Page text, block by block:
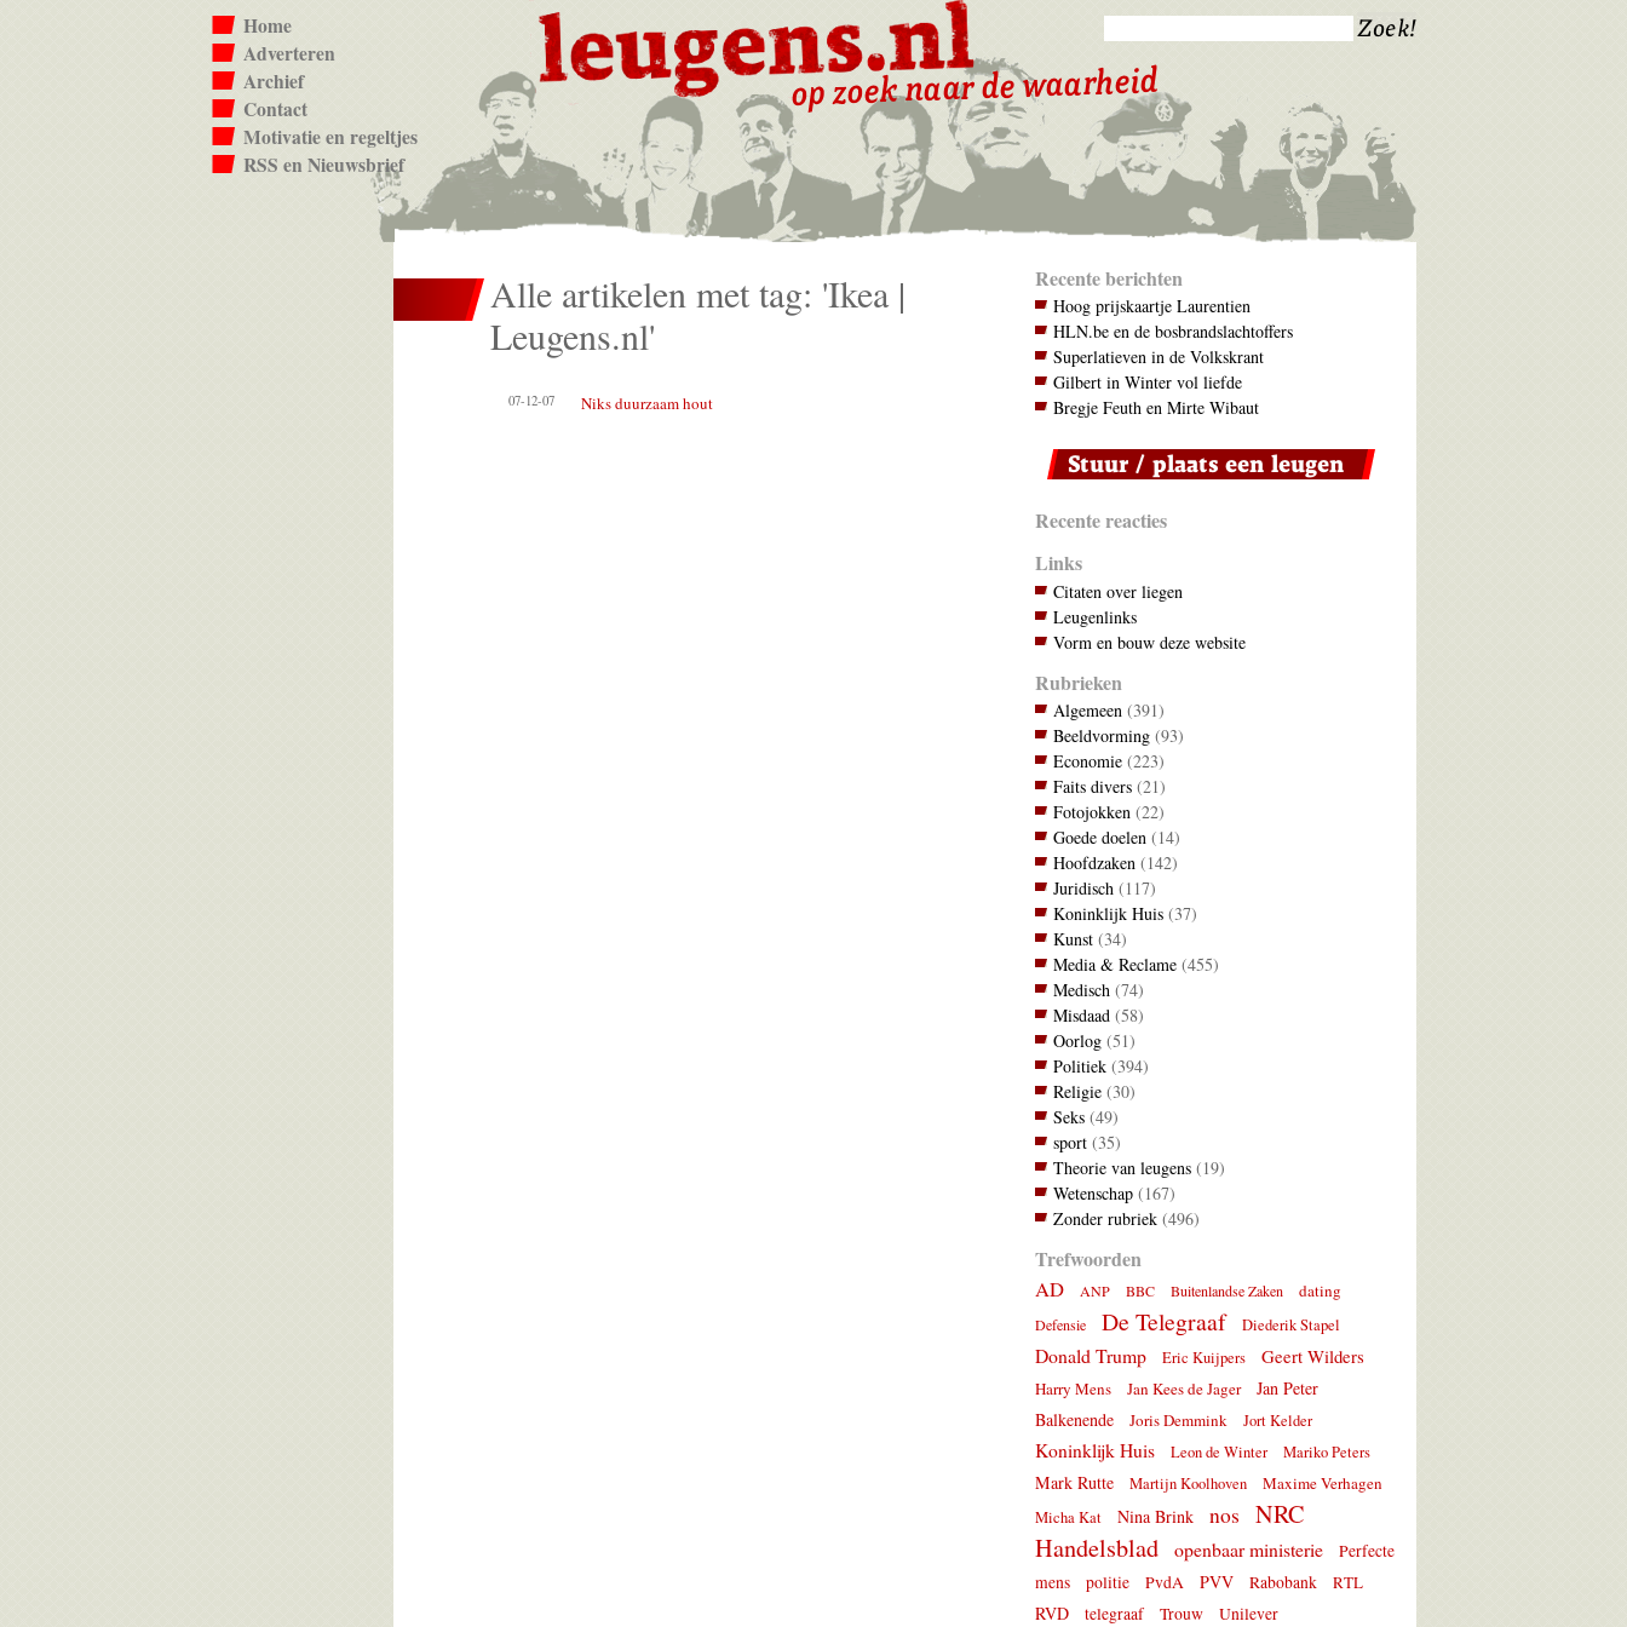
Home
Adverteren
Archief
Contact
Motivatie en regeltjes
RSS en Nieuwsbrief
Alle artikelen met tag: 'Ikea |
Leugens.nl'
07-12-07 Niks duurzaam hout
Recente berichten
Hoog prijskaartje Laurentien
HLN.be en de bosbrandslachtoffers
Superlatieven in de Volkskrant
Gilbert in Winter vol liefde
Bregje Feuth en Mirte Wibaut
Recente reacties
Links
Citaten over liegen
Leugenlinks
Vorm en bouw deze website
Rubrieken
Algemeen(391)
Beeldvorming(93)
Economie(223)
Faits divers(21)
Fotojokken(22)
Goede doelen(14)
Hoofdzaken(142)
Juridisch(117)
Koninklijk Huis(37)
Kunst(34)
Media & Reclame(455)
Medisch(74)
Misdaad(58)
Oorlog(51)
Politiek(394)
Religie(30)
Seks(49)
sport(35)
Theorie van leugens(19)
Wetenschap(167)
Zonder rubriek(496)
Trefwoorden
AD
ANP BBC Buitenlandse Zaken dating
Defensie De Telegraaf Diederik Stapel
Donald Trump Eric Kuijpers Geert Wilders
Harry Mens Jan Kees de Jager
Jan Peter
Balkenende
Joris Demmink Jort Kelder
Koninklijk Huis Leon de Winter Mariko Peters
Mark Rutte Martijn Koolhoven Maxime Verhagen
Micha Kat Nina Brink nos
NRC
Handelsblad
openbaar ministerie
Perfecte
mens
politie PvdA PVV Rabobank RTL
RVD telegraaf Trouw Unilever